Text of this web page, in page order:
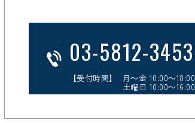
03-5812-3453
【受付時間】 月～金 10:00～18:00
土曜日 10:00～16:00